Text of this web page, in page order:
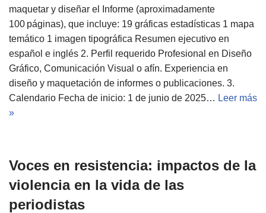
maquetar y diseñar el Informe (aproximadamente
100 páginas), que incluye: 19 gráficas estadísticas 1 mapa
temático 1 imagen tipográfica Resumen ejecutivo en
español e inglés 2. Perfil requerido Profesional en Diseño
Gráfico, Comunicación Visual o afín. Experiencia en
diseño y maquetación de informes o publicaciones. 3.
Calendario Fecha de inicio: 1 de junio de 2025… Leer más
»
Voces en resistencia: impactos de la
violencia en la vida de las
periodistas